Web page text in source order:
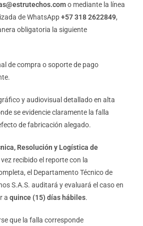
o mediante la línea
de WhatsApp+57 318 2622849,
obligatoria la siguiente
de compra o soporte de pago
y audiovisual detallado en alta
se evidencie claramente la falla
de fabricación alegado.
Resolución y Logística de
vez recibido el reporte con la
el Departamento Técnico de
S.A.S. auditará y evaluará el caso en
aquince (15) días hábiles.
que la falla corresponde